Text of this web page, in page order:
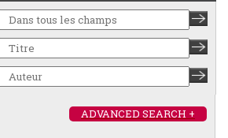
ADVANCED SEARCH +